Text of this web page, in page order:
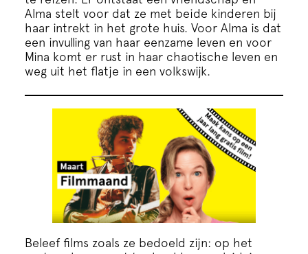
Contact
Steun ons
Alma stelt voor dat ze met beide kinderen bij
haar intrekt in het grote huis. Voor Alma is dat
een invulling van haar eenzame leven en voor
Mina komt er rust in haar chaotische leven en
weg uit het flatje in een volkswijk.
Beleef films zoals ze bedoeld zijn: op het